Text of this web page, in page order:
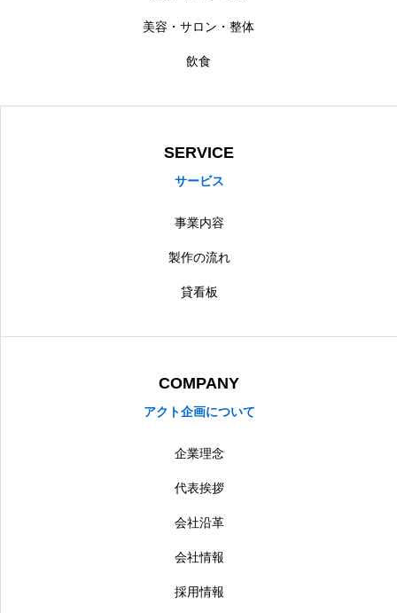
美容・サロン・整体
飲食
SERVICE
サービス
事業内容
製作の流れ
貸看板
COMPANY
アクト企画について
企業理念
代表挨拶
会社沿革
会社情報
採用情報